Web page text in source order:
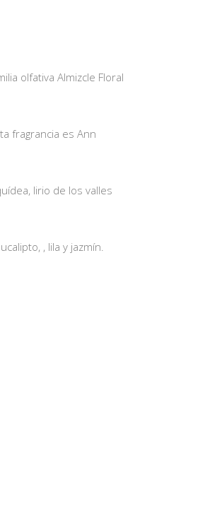
olfativa Almizcle Floral
fragrancia es Ann
lirio de los valles
, lila y jazmín.